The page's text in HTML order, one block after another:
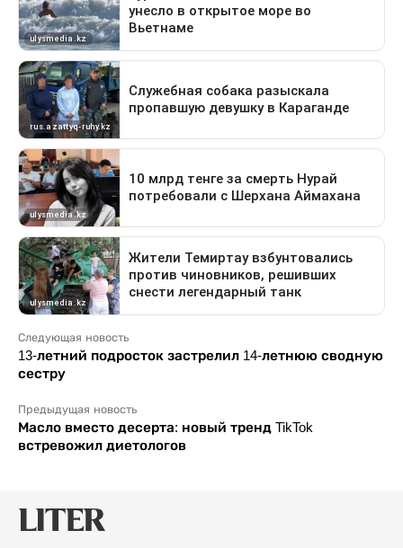
Следующая новость
13-летний подросток застрелил 14-летнюю сводную
сестру
Предыдущая новость
Масло вместо десерта: новый тренд TikTok
встревожил диетологов